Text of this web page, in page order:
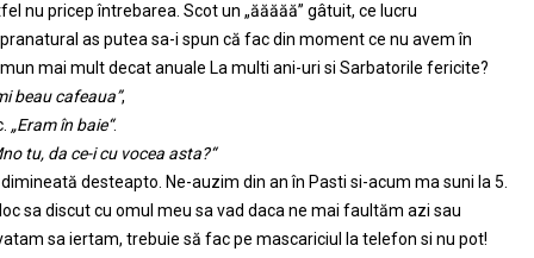
nu pricep întrebarea. Scot un „ăăăăă” gâtuit, ce lucru
as putea sa-i spun că fac din moment ce nu avem în
mai mult decat anuale La multi ani-uri si Sarbatorile fericite?
beau cafeaua”,
„Eram în baie“.
tu, da ce-i cu vocea asta?“
dimineată desteapto. Ne-auzim din an în Pasti si-acum ma suni la 5.
sa discut cu omul meu sa vad daca ne mai faultăm azi sau
sa iertam, trebuie să fac pe mascariciul la telefon si nu pot!